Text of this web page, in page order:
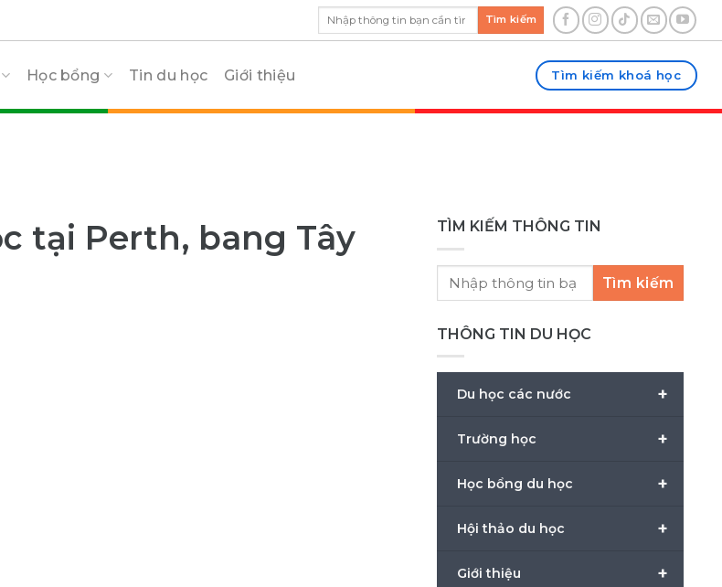
Tìm kiếm
Học bổng Tin du học Giới thiệu Tìm kiếm khoá học
tại Perth, bang Tây
TÌM KIẾM THÔNG TIN
Tìm kiếm
THÔNG TIN DU HỌC
+
Du học các nước
+
Trường học
+
Học bổng du học
+
Hội thảo du học
+
Giới thiệu